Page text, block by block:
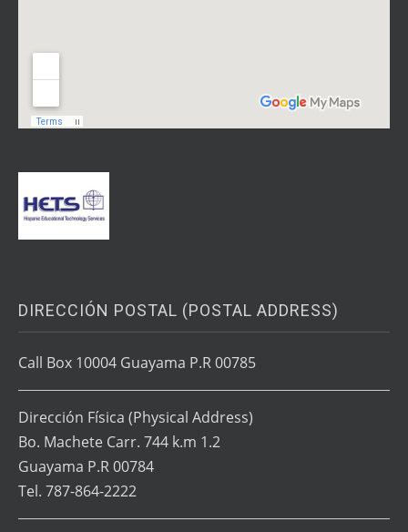
DIRECCIÓN POSTAL (POSTAL ADDRESS)
Call Box 10004 Guayama P.R 00785
Dirección Física (Physical Address)
Bo. Machete Carr. 744 k.m 1.2
Guayama P.R 00784
Tel. 787-864-2222